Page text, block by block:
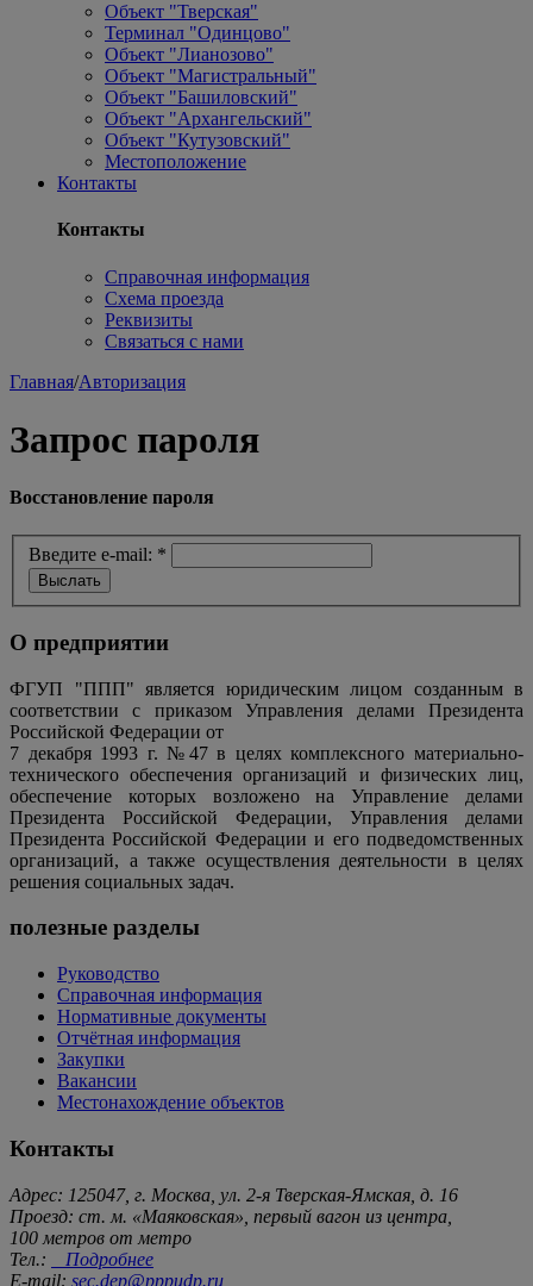
Объект "Тверская"
Терминал "Одинцово"
Объект "Лианозово"
Объект "Магистральный"
Объект "Башиловский"
Объект "Архангельский"
Объект "Кутузовский"
Местоположение
Контакты
Контакты
Справочная информация
Схема проезда
Реквизиты
Связаться с нами
Главная/Авторизация
Запрос пароля
Восстановление пароля
Введите e-mail: *
О предприятии
ФГУП "ППП" является юридическим лицом созданным в
соответствии с приказом Управления делами Президента
Российской Федерации от
7 декабря 1993 г. №47 в целях комплексного материально-
технического обеспечения организаций и физических лиц,
обеспечение которых возложено на Управление делами
Президента Российской Федерации, Управления делами
Президента Российской Федерации и его подведомственных
организаций, а также осуществления деятельности в целях
решения социальных задач.
полезные разделы
Руководство
Справочная информация
Нормативные документы
Отчётная информация
Закупки
Вакансии
Местонахождение объектов
Контакты
Адрес: 125047, г. Москва, ул. 2-я Тверская-Ямская, д. 16
Проезд: ст. м. «Маяковская», первый вагон из центра,
100 метров от метро
Тел.:
Подробнее
E-mail: sec.dep@pppudp.ru